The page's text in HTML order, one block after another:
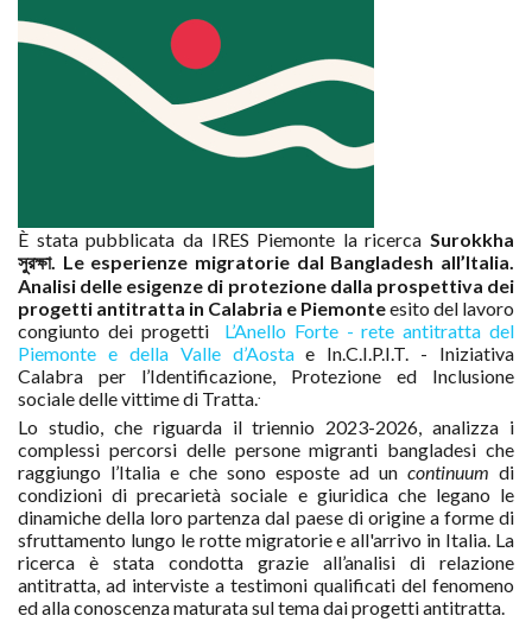
È stata pubblicata da IRES Piemonte la ricerca Surokkha
সুরক্ষা. Le esperienze migratorie dal Bangladesh all’Italia.
Analisi delle esigenze di protezione dalla prospettiva dei
progetti antitratta in Calabria e Piemonteesito del lavoro
congiunto dei progetti L’Anello Forte - rete antitratta del
Piemonte e della Valle d’Aostae In.C.I.P.I.T. - Iniziativa
Calabra per l’Identificazione, Protezione ed Inclusione
sociale delle vittime di Tratta.
Lo studio, che riguarda il triennio 2023-2026, analizza i
complessi percorsi delle persone migranti bangladesi che
raggiungo l’Italia e che sono esposte ad un continuum di
condizioni di precarietà sociale e giuridica che legano le
dinamiche della loro partenza dal paese di origine a forme di
sfruttamento lungo le rotte migratorie e all'arrivo in Italia. La
ricerca è stata condotta grazie all’analisi di relazione
antitratta, ad interviste a testimoni qualificati del fenomeno
ed alla conoscenza maturata sul tema dai progetti antitratta.